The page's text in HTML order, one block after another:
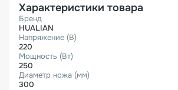
Характеристики товара
Бренд
HUALIAN
Напряжение (В)
220
Мощность (Вт)
250
Диаметр ножа (мм)
300